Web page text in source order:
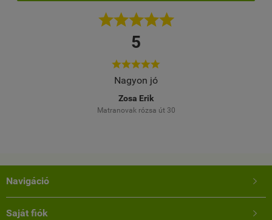

5

Nagyon jó
Zosa Erik
Matranovak rózsa út 30
Navigáció 
Saját fiók 